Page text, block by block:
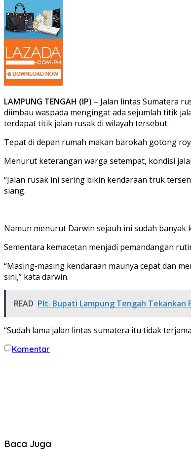
LAMPUNG TENGAH (IP) – Jalan lintas Sumatera
diimbau waspada mengingat ada sejumlah titik
terdapat titik jalan rusak di wilayah tersebut.
Tepat di depan rumah makan barokah gotong
Menurut keterangan warga setempat, kondisi
“Jalan rusak ini sering bikin kendaraan truk
siang.
Namun menurut Darwin sejauh ini sudah
Sementara kemacetan menjadi pemandangan
“Masing-masing kendaraan maunya cepat dan
sini,” kata darwin.
READ Plt. Bupati Lampung Tengah Tekankan
“Sudah lama jalan lintas sumatera itu tidak
Komentar
Baca Juga